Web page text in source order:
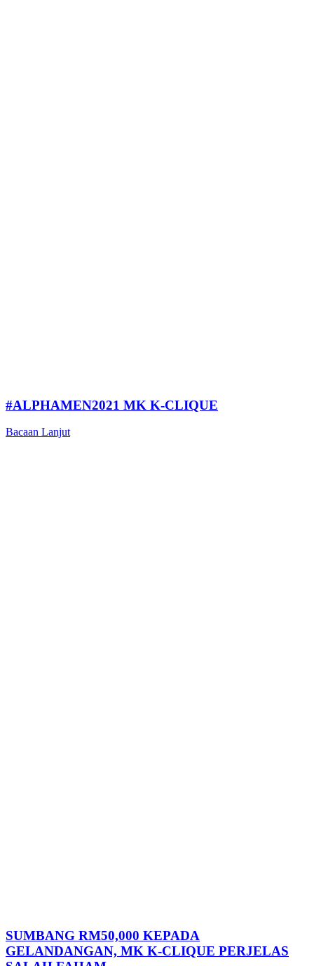
#ALPHAMEN2021 MK K-CLIQUE
Bacaan Lanjut
SUMBANG RM50,000 KEPADA
GELANDANGAN, MK K-CLIQUE PERJELAS